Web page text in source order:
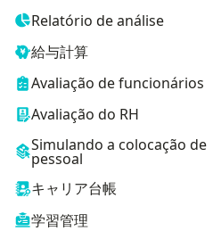
Relatório de análise
給与計算
Avaliação de funcionários
Avaliação do RH
Simulando a colocação de
pessoal
キャリア台帳
学習管理